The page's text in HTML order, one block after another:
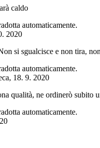
caldo
automaticamente.
2020
si sgualcisce e non tira,
automaticamente.
, 18. 9. 2020
qualità, ne ordinerò subito
automaticamente.